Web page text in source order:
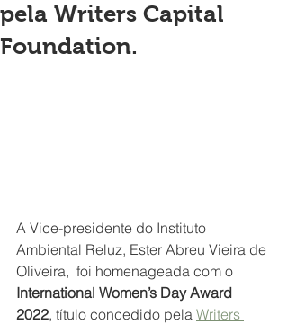
pela Writers Capital
Foundation.
A Vice-presidente do Instituto
Ambiental Reluz, Ester Abreu Vieira de
Oliveira,  foi homenageada com o
International Women’s Day Award
2022, título concedido pela Writers